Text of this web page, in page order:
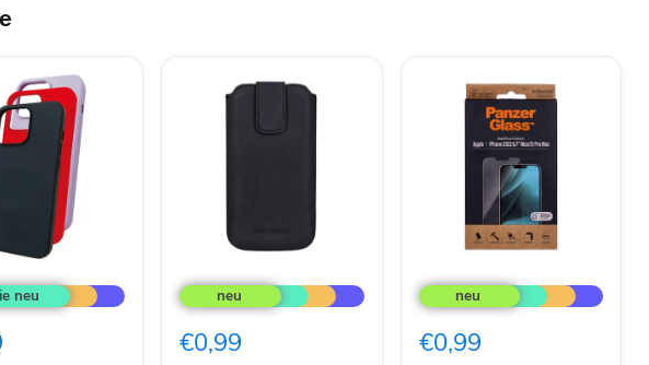
GALELi
Luxury
PAT
€0,99
Displayschutz
iPhone
Pro
€0,99